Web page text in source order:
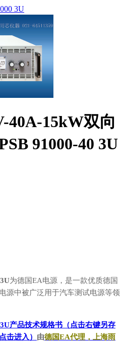
3U
40A-15kW双向
91000-40 3U
为德国EA电源，是一款优质德国
源中被广泛用于汽车测试电源等领
产品技术规格书（点击右键另存
击进入） 由德国EA代理，上海雨